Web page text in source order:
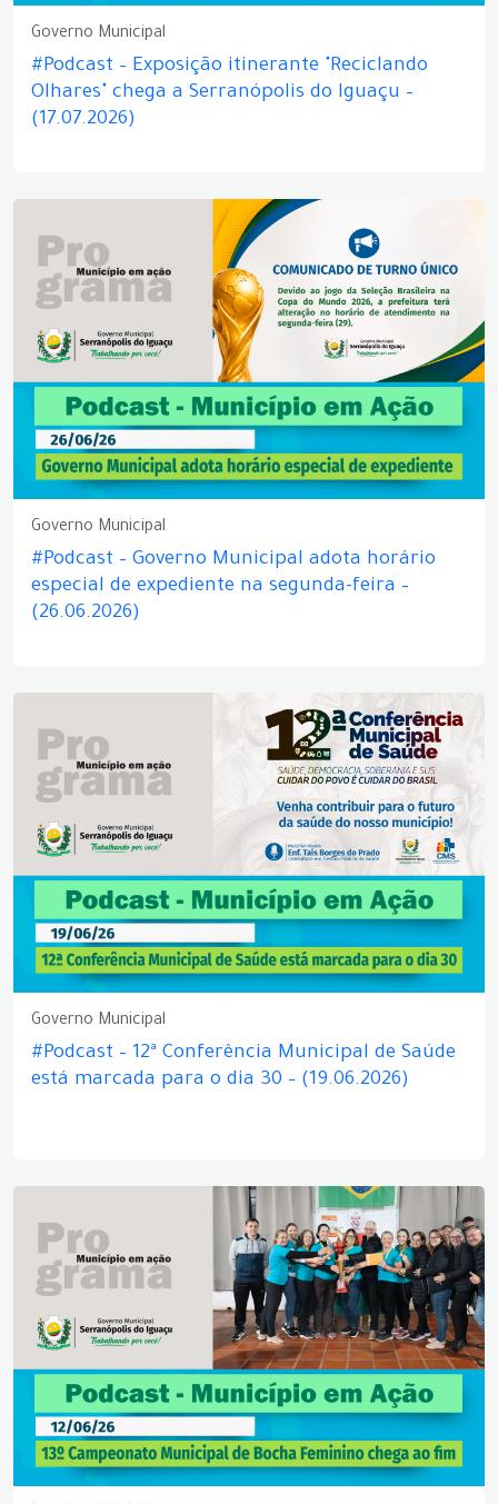
Governo Municipal
#Podcast – Exposição itinerante "Reciclando
Olhares" chega a Serranópolis do Iguaçu –
(17.07.2026)
Governo Municipal
#Podcast – Governo Municipal adota horário
especial de expediente na segunda-feira –
(26.06.2026)
Governo Municipal
#Podcast – 12ª Conferência Municipal de Saúde
está marcada para o dia 30 – (19.06.2026)